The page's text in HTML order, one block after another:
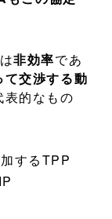
非効率であ
交渉する動
表的なもの
するTPP